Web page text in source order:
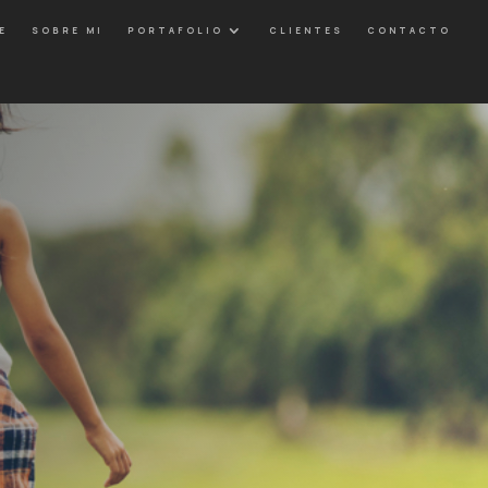
SOBRE MI PORTAFOLIO CLIENTES CONTACTO